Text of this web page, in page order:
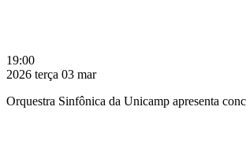
19:00
2026 terça 03 mar
Orquestra Sinfônica da Unicamp apresenta